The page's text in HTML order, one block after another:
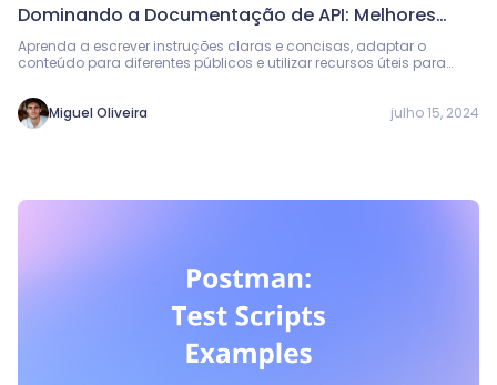
Dominando a Documentação de API: Melhores
Práticas e Ferramentas
Aprenda a escrever instruções claras e concisas, adaptar o
conteúdo para diferentes públicos e utilizar recursos úteis para
pode garantir que sua API seja bem compreendida e adotada por
uma comunidade de desenvolvedores mais ampla.
Miguel Oliveira julho 15, 2024